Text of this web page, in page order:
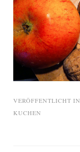
VERÖFFENTLICHT IN
KUCHEN